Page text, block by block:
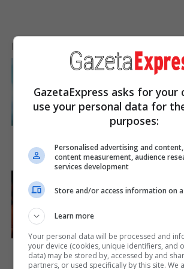
Probably Opening Soon
Brainberries
Moves
Bollywood’s Boldest Dance
Scenes Still Trending
Scientists
The
GazetaExpress asks for your
use your personal data for
purposes:
Personalised advertising and
content measurement, audience
services development
Store and/or access information on
Learn more
Your personal data will be processed and
your device (cookies, unique identifiers, and
data) may be stored by, accessed by and
partners, or used specifically by this site. We